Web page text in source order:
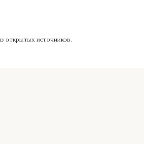
открытых источников.